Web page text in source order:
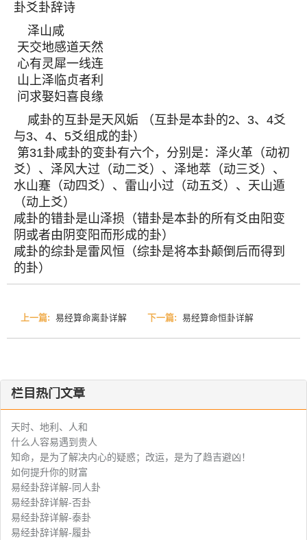
卦爻卦辞诗
泽山咸
天交地感道天然
心有灵犀一线连
山上泽临贞者利
问求娶妇喜良缘
咸卦的互卦是天风姤 （互卦是本卦的2、3、4爻
与3、4、5爻组成的卦）
第31卦咸卦的变卦有六个，分别是：泽火革（动初
爻）、泽风大过（动二爻）、泽地萃（动三爻）、
水山蹇（动四爻）、雷山小过（动五爻）、天山遁
（动上爻）
咸卦的错卦是山泽损（错卦是本卦的所有爻由阳变
阴或者由阴变阳而形成的卦）
咸卦的综卦是雷风恒（综卦是将本卦颠倒后而得到
的卦）
上一篇: 易经算命离卦详解 下一篇: 易经算命恒卦详解
栏目热门文章
天时、地利、人和
什么人容易遇到贵人
知命，是为了解决内心的疑惑；改运，是为了趋吉避凶！
如何提升你的财富
易经卦辞详解-同人卦
易经卦辞详解-否卦
易经卦辞详解-泰卦
易经卦辞详解-履卦